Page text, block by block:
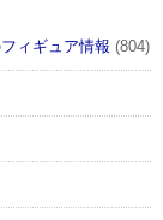
ィギュア情報 (804)